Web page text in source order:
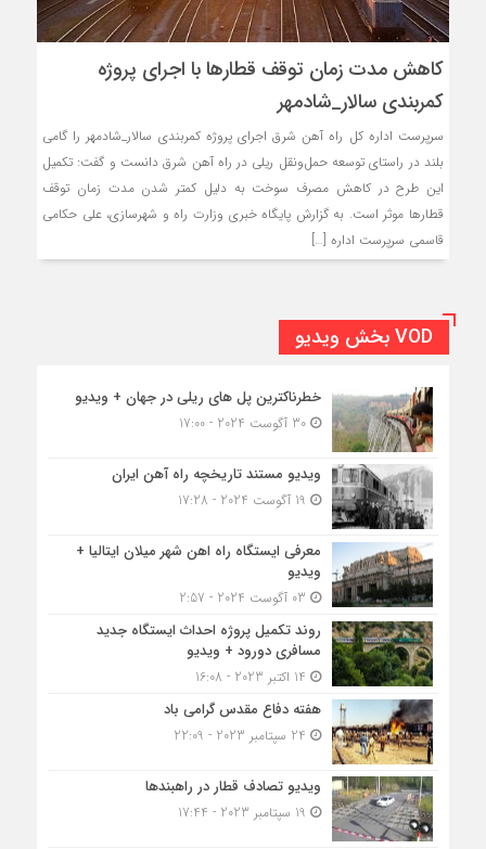
کاهش مدت زمان توقف قطارها با اجرای پروژه
کمربندی سالار_شادمهر
سرپرست اداره کل راه آهن شرق اجرای پروژه کمربندی سالار_شادمهر را گامی
بلند در راستای توسعه حمل‌ونقل ریلی در راه آهن شرق دانست و گفت: تکمیل
این طرح در کاهش مصرف سوخت به دلیل کمتر شدن مدت زمان توقف
قطارها موثر است. به گزارش پایگاه خبری وزارت راه و شهرسازی، علی حکامی
قاسمی سرپرست اداره […]
VOD بخش ویدیو
خطرناکترین پل های ریلی در جهان + ویدیو
30 آگوست 2024 - 17:00
ویدیو مستند تاریخچه راه آهن ایران
معرفی ایستگاه راه اهن شهر میلان ایتالیا +
ویدیو
روند تکمیل پروژه احداث ایستگاه جدید
مسافری دورود + ویدیو
هفته دفاع مقدس گرامی باد
ویدیو تصادف قطار در راهبندها